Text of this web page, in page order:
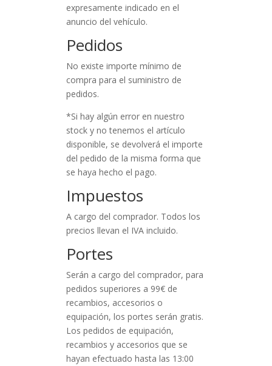
expresamente indicado en el
anuncio del vehículo.
Pedidos
No existe importe mínimo de
compra para el suministro de
pedidos.
*Si hay algún error en nuestro
stock y no tenemos el artículo
disponible, se devolverá el importe
del pedido de la misma forma que
se haya hecho el pago.
Impuestos
A cargo del comprador. Todos los
precios llevan el IVA incluido.
Portes
Serán a cargo del comprador, para
pedidos superiores a 99€ de
recambios, accesorios o
equipación, los portes serán gratis.
Los pedidos de equipación,
recambios y accesorios que se
hayan efectuado hasta las 13:00